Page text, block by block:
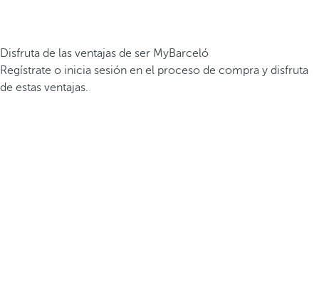
Disfruta de las ventajas de ser MyBarceló
Regístrate o inicia sesión en el proceso de compra y disfruta
de estas ventajas.